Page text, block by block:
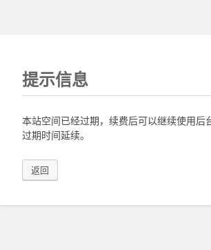
提示信息
本站空间已经过期，续费后可以继续使用后
过期时间延续。
返回